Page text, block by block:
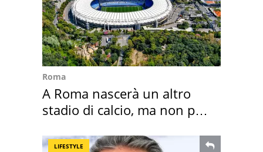
Roma
A Roma nascerà un altro
stadio di calcio, ma non per
LIFESTYLE